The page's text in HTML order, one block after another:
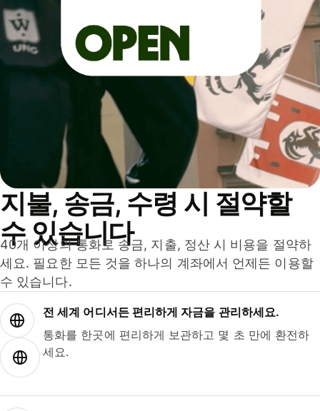
지불, 송금, 수령 시 절약할
수 있습니다
40개 이상의 통화로 송금, 지출, 정산 시 비용을 절약하
세요. 필요한 모든 것을 하나의 계좌에서 언제든 이용할
수 있습니다.
전 세계 어디서든 편리하게 자금을 관리하세요.
통화를 한곳에 편리하게 보관하고 몇 초 만에 환전하
세요.